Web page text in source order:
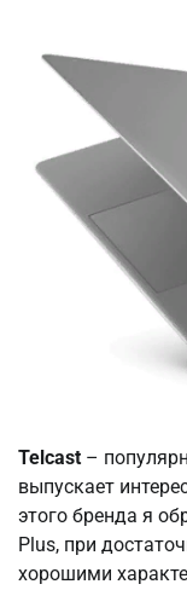
Telcast –
выпускает
этого бренда я
Plus, при
хорошими